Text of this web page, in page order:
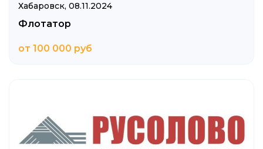
Хабаровск, 08.11.2024
Флотатор
от 100 000 руб